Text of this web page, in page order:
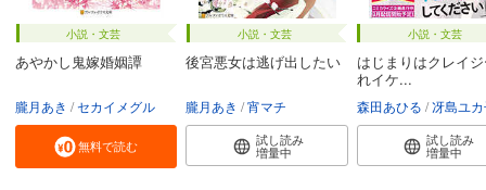
小説・文芸
あやかし鬼嫁婚姻譚
朧月あき セカイメグル
無料で読む
小説・文芸
後宮悪女は逃げ出したい
朧月あき 宵マチ
試し読み
増量中
小説・文芸
はじまりはクレイ
れイケ...
森田あひる 冴島ユ
試し読み
増量中